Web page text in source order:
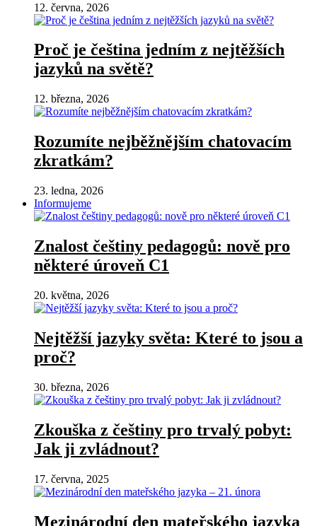
12. června, 2026
Proč je čeština jedním z nejtěžších
jazyků na světě?
12. března, 2026
Rozumíte nejběžnějším chatovacím
zkratkám?
23. ledna, 2026
Informujeme
Znalost češtiny pedagogů: nově pro
některé úroveň C1
20. května, 2026
Nejtěžší jazyky světa: Které to jsou a
proč?
30. března, 2026
Zkouška z češtiny pro trvalý pobyt:
Jak ji zvládnout?
17. června, 2025
Mezinárodní den mateřského jazyka